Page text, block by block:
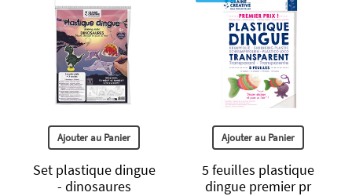
Ajouter au Panier
Set plastique dingue
- dinosaures
Ajouter au Panier
5 feuilles plastique
dingue premier pr